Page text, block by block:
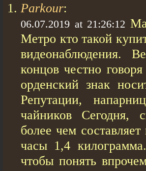
Parkour:
06.07.2019 at 21:26:12
Метро кто такой
видеонаблюдения.
концов честно
орденский знак
Репутации,
чайников Сегодня,
более чем
часы 1,4
чтобы понять